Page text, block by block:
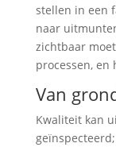
stellen in een
naar
zichtbaar
processen,
Van
Kwaliteit kan